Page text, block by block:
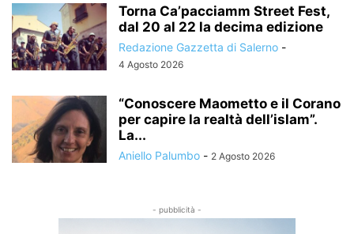
Torna Ca’pacciamm Street Fest,
dal 20 al 22 la decima edizione
Redazione Gazzetta di Salerno -
4 Agosto 2026
“Conoscere Maometto e il Corano
per capire la realtà dell’islam”.
La...
Aniello Palumbo - 2 Agosto 2026
- pubblicità -